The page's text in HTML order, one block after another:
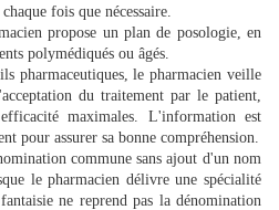
fois que nécessaire.
propose un plan de posologie, en
polymédiqués ou âgés.
pharmaceutiques, le pharmacien veille
du traitement par le patient,
maximales. L'information est
pour assurer sa bonne compréhension.
commune sans ajout d'un nom
le pharmacien délivre une spécialité
ne reprend pas la dénomination